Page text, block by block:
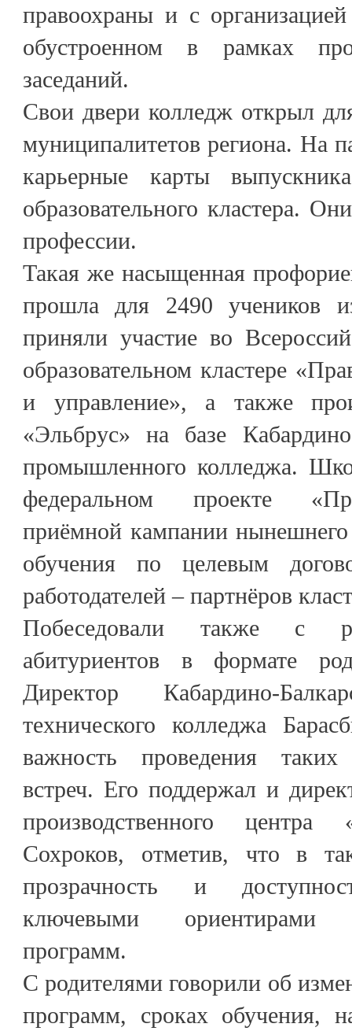
правоохраны и с
обустроенном в рамках
заседаний.
Свои двери колледж открыл
муниципалитетов региона. На
карьерные карты
образовательного кластера.
профессии.
Такая же насыщенная
прошла для 2490 учеников
приняли участие во
образовательном кластере
и управление», а также
«Эльбрус» на базе
промышленного колледжа.
федеральном проекте
приёмной кампании нынешнего
обучения по целевым
работодателей – партнёров
Побеседовали также с
абитуриентов в формате
Директор Кабардино-
технического колледжа
важность проведения таких
встреч. Его поддержал и
производственного центра
Сохроков, отметив, что в
прозрачность и
ключевыми ориентирами
программ.
С родителями говорили об
программ, сроках обучения,